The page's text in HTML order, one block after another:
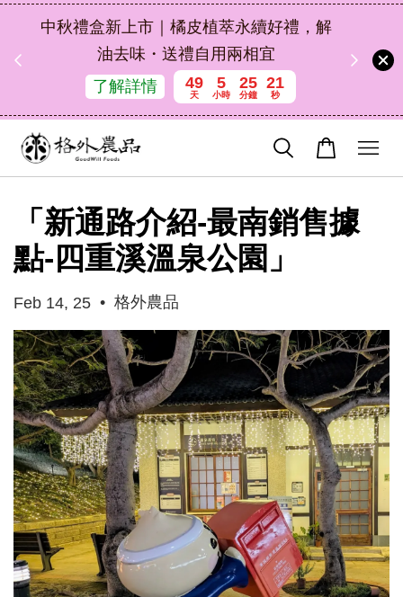
中秋禮盒新上市｜橘皮植萃永續好禮，解
油去味・送禮自用兩相宜
了解詳情
49
天
5
小時
25
分鐘
21
秒
「新通路介紹-最南銷售據
點-四重溪溫泉公園」
Feb 14, 25 • 格外農品